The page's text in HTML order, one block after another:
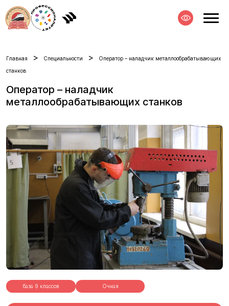
Главная > Специальности >
Оператор – наладчик металлообрабатывающих
станков
Оператор – наладчик
металлообрабатывающих станков
база 9 классов Очная